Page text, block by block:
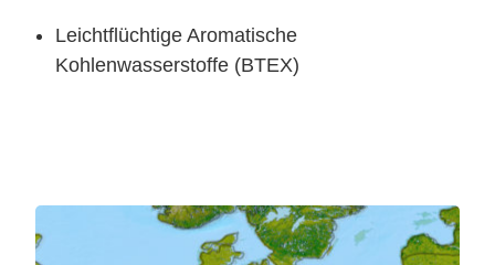
Leichtflüchtige Aromatische
Kohlenwasserstoffe (BTEX)